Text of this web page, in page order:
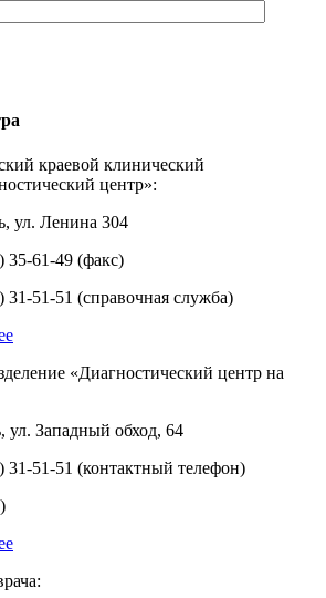
краевой клинический
центр»:
ул. Ленина 304
35-61-49 (факс)
31-51-51 (справочная служба)
«Диагностический центр на
ул. Западный обход, 64
31-51-51 (контактный телефон)